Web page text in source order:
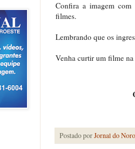
Confira a imagem com
filmes.
Lembrando que os
Venha curtir um filme na
Postado porJornal do